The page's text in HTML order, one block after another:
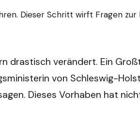
Dieser Schritt wirft Fragen zur
drastisch verändert. Ein
von Schleswig-
Dieses Vorhaben hat